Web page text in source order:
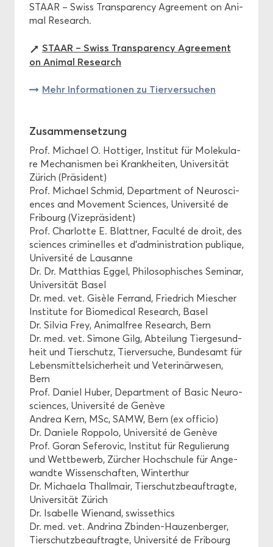
STAAR – Swiss Trans­pa­ren­cy Agree­ment on Ani­
mal Re­se­arch.
STAAR – Swiss Trans­pa­ren­cy Agree­ment
on Ani­mal Re­se­arch
Mehr In­for­ma­tio­nen zu Tier­ver­su­chen
Zu­sam­men­set­zung
Prof. Mi­cha­el O. Hot­ti­ger, In­sti­tut für Mo­le­ku­la­
re Me­cha­nis­men bei Krank­hei­ten, Uni­ver­si­tät
Zü­rich (Prä­si­dent)
Prof. Mi­cha­el Schmid, De­part­ment of Neu­ro­sci­
en­ces and Mo­vement Sci­en­ces, Université de
Fri­bourg (Vi­ze­prä­si­dent)
Prof. Char­lot­te E. Blatt­ner, Faculté de droit, des
sci­en­ces cri­mi­nel­les et d’ad­mi­nis­tra­ti­on pu­bli­que,
Université de Lau­sanne
Dr. Dr. Mat­thi­as Eggel, Phi­lo­so­phi­sches Se­mi­nar,
Uni­ver­si­tät Basel
Dr. med. vet. Gisèle Fer­rand, Fried­rich Mie­scher
In­sti­tu­te for Bio­me­di­cal Re­se­arch, Basel
Dr. Sil­via Frey, Ani­mal­free Re­se­arch, Bern
Dr. med. vet. Si­mo­ne Gilg, Ab­tei­lung Tier­ge­sund­
heit und Tier­schutz, Tier­ver­su­che, Bun­des­amt für
Le­bens­mit­tel­si­cher­heit und Ve­te­ri­när­we­sen,
Bern
Prof. Da­ni­el Huber, De­part­ment of Basic Neu­ro­
sci­en­ces, Université de Genève
An­drea Kern, MSc, SAMW, Bern (ex of­fi­cio)
Dr. Da­nie­le Rop­po­lo, Université de Genève
Prof. Goran Se­fer­ovic, In­sti­tut für Re­gu­lie­rung
und Wett­be­werb, Zür­cher Hoch­schu­le für An­ge­
wand­te Wis­sen­schaf­ten, Win­ter­thur
Dr. Mi­chae­la Thall­mair, Tier­schutz­be­auf­trag­te,
Uni­ver­si­tät Zü­rich
Dr. Isa­bel­le Wienand, swis­s­e­thics
Dr. med. vet. An­dri­na Zbinden-​Hauzenberger,
Tier­schutz­be­auf­trag­te, Université de Fri­bourg